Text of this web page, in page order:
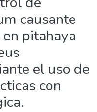
causante
pitahaya
el uso de
con